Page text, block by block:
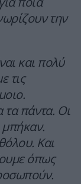
την
και πολύ
τις
τα πάντα. Οι
μπήκαν.
Και
όπως